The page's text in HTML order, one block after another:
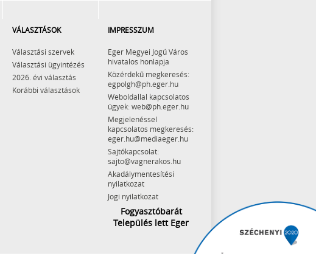
VÁLASZTÁSOK
Választási szervek
Választási ügyintézés
2026. évi választás
Korábbi választások
IMPRESSZUM
Eger Megyei Jogú Város
hivatalos honlapja
Közérdekű megkeresés:
egpolgh@ph.eger.hu
Weboldallal kapcsolatos
ügyek: web@ph.eger.hu
Megjelenéssel
kapcsolatos megkeresés:
eger.hu@mediaeger.hu
Sajtókapcsolat:
sajto@vagnerakos.hu
Akadálymentesítési
nyilatkozat
Jogi nyilatkozat
Fogyasztóbarát
Település lett Eger